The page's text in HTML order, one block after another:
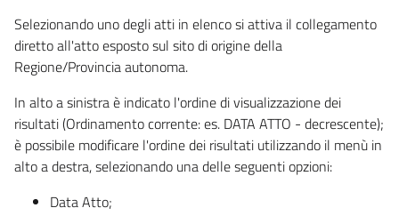
Selezionando uno degli atti in elenco si attiva il collegamento
diretto all'atto esposto sul sito di origine della
Regione/Provincia autonoma.
In alto a sinistra è indicato l'ordine di visualizzazione dei
risultati (Ordinamento corrente: es. DATA ATTO - decrescente);
è possibile modificare l'ordine dei risultati utilizzando il menù in
alto a destra, selezionando una delle seguenti opzioni:
Data Atto;